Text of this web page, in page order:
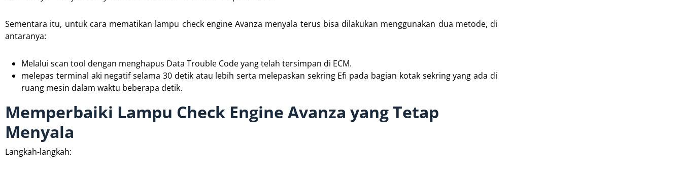
Sementara itu, untuk cara mematikan lampu check engine Avanza menyala terus bisa dilakukan menggunakan dua metode, di
antaranya:
Melalui scan tool dengan menghapus Data Trouble Code yang telah tersimpan di ECM.
melepas terminal aki negatif selama 30 detik atau lebih serta melepaskan sekring Efi pada bagian kotak sekring yang ada di
ruang mesin dalam waktu beberapa detik.
Memperbaiki Lampu Check Engine Avanza yang Tetap
Menyala
Langkah-langkah: